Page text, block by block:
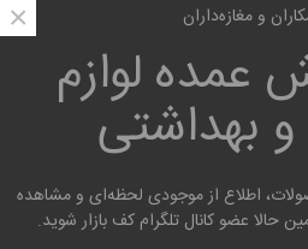
و مغازه‌داران
عمدهلوازم
بهداشتی
اطلاع از موجودی لحظه‌ای و مشاهده
عضو کانال تلگرام کف بازار شوید.
×